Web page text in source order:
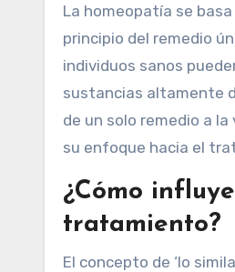
La homeopatía se
principio del remedio
individuos sanos
sustancias altamente
de un solo remedio a
su enfoque hacia el
¿Cómo
tratamiento?
El concepto de ‘lo